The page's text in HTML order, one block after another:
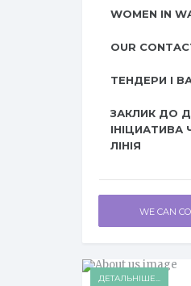
WOMEN IN
OUR
ТЕНДЕРИ І
ЗАКЛИК ДО
ІНІЦИАТИВА
ЛІНІЯ
WE CAN
ДЕТАЛЬНІШЕ...